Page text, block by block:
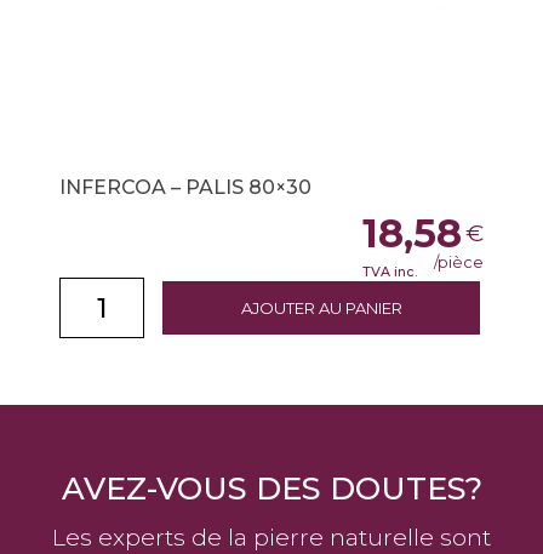
INFERCOA – PALIS 80×30
AJOUTER AU PANIER
18,58€
TVA inc. /pièce
AVEZ-VOUS DES DOUTES?
Les experts de la pierre naturelle sont